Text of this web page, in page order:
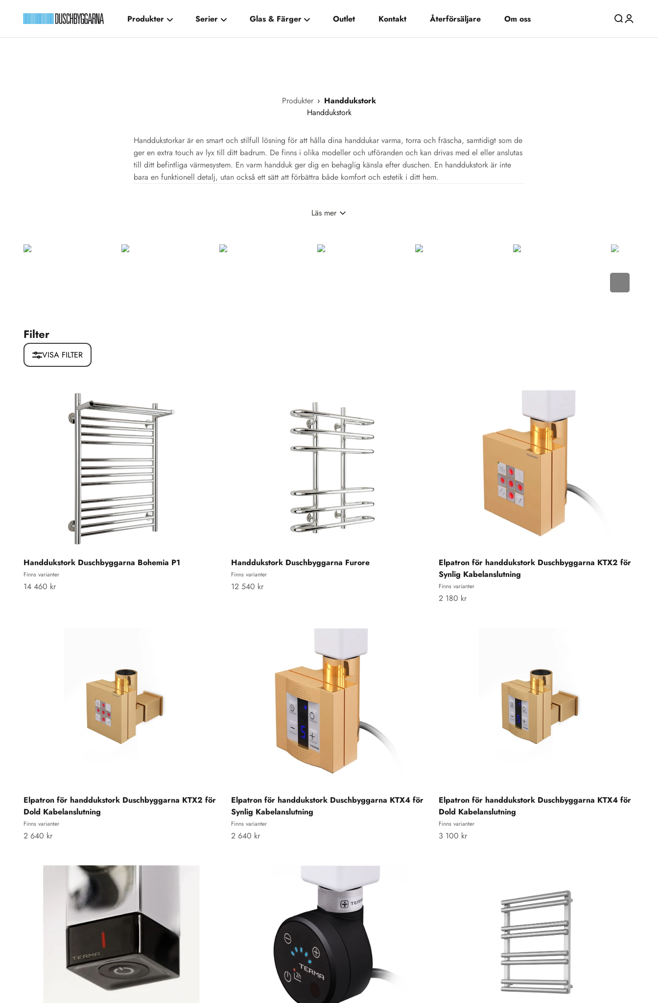
Produkter
Serier Glas & Färger Outlet Kontakt Återförsäljare Om oss
Duschbyggarna New Öppna sök
Öppna
Produkter › Handdukstork
Handdukstork
Handdukstorkar är en smart och stilfull lösning för att hålla dina handdukar varma, torra och fräscha, samtidigt som de
ger en extra touch av lyx till ditt badrum. De finns i olika modeller och utföranden och kan drivas med el eller anslutas
till ditt befintliga värmesystem. En varm handduk ger dig en behaglig känsla efter duschen. En handdukstork är inte
bara en funktionell detalj, utan också ett sätt att förbättra både komfort och estetik i ditt hem.
Läs mer
Filter
VISA FILTER
Handdukstork Duschbyggarna Bohemia P1
Finns varianter
REA-pris
14 460 kr
Handdukstork Duschbyggarna Furore
Finns varianter
REA-pris
12 540 kr
Elpatron för handdukstork Duschbyggarna KTX2 för
Synlig Kabelanslutning
Finns varianter
REA-pris
2 180 kr
Elpatron för handdukstork Duschbyggarna KTX2 för
Dold Kabelanslutning
Finns varianter
REA-pris
2 640 kr
Elpatron för handdukstork Duschbyggarna KTX4 för
Synlig Kabelanslutning
Finns varianter
REA-pris
2 640 kr
Elpatron för handdukstork Duschbyggarna KTX4 för
Dold Kabelanslutning
Finns varianter
REA-pris
3 100 kr